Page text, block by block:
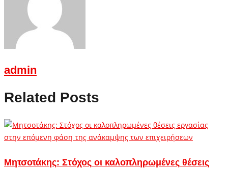
admin
Related Posts
Μητσοτάκης: Στόχος οι καλοπληρωμένες θέσεις